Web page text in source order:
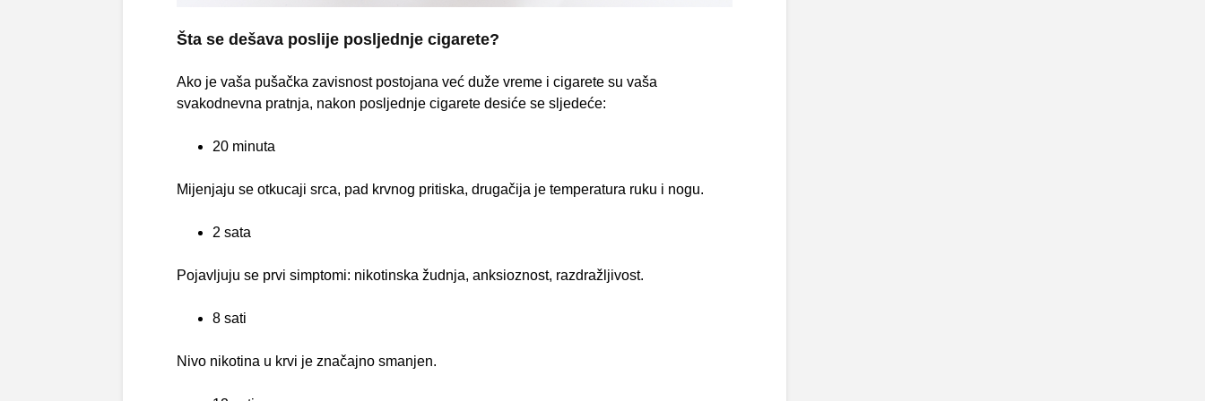
Šta se dešava poslije posljednje cigarete?
Ako je vaša pušačka zavisnost postojana već duže vreme i cigarete su vaša
svakodnevna pratnja, nakon posljednje cigarete desiće se sljedeće:
20 minuta
Mijenjaju se otkucaji srca, pad krvnog pritiska, drugačija je temperatura ruku i nogu.
2 sata
Pojavljuju se prvi simptomi: nikotinska žudnja, anksioznost, razdražljivost.
8 sati
Nivo nikotina u krvi je značajno smanjen.